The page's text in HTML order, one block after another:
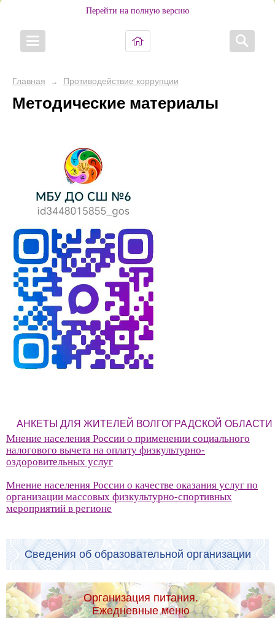
Перейти на полную версию
Главная → Противодействие коррупции
Методические материалы
АНКЕТЫ ДЛЯ ЖИТЕЛЕЙ ВОЛГОГРАДСКОЙ ОБЛАСТИ
Мнение населения России о применении социального
налогового вычета на оплату физкультурно-
оздоровительных услуг
Мнение населения России о качестве оказания услуг по
организации массовых физкультурно-спортивных
мероприятий в регионе
Сведения об образовательной организации
Организация питания.
Ежедневные меню